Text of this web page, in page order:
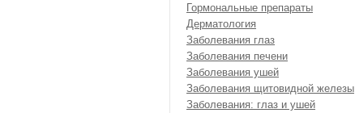
Гормональные препараты
Дерматология
Заболевания глаз
Заболевания печени
Заболевания ушей
Заболевания щитовидной железы
Заболевания: глаз и ушей